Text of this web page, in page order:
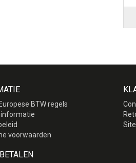
BTW regels
voorwaarden